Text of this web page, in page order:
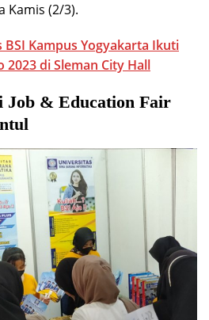
Kamis (2/3).
BSI Kampus Yogyakarta Ikuti
2023 di Sleman City Hall
Job & Education Fair